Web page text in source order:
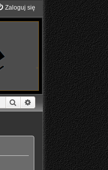
Zaloguj się
Szukaj Wyszukiwanie